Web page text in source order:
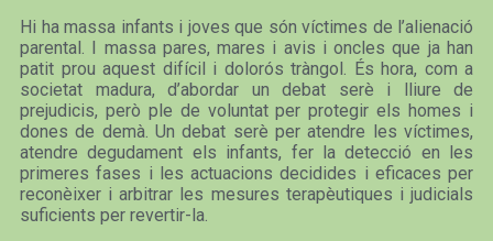
Hi ha massa infants i joves que són víctimes de l’alienació
parental. I massa pares, mares i avis i oncles que ja han
patit prou aquest difícil i dolorós tràngol. És hora, com a
societat madura, d’abordar un debat serè i lliure de
prejudicis, però ple de voluntat per protegir els homes i
dones de demà. Un debat serè per atendre les víctimes,
atendre degudament els infants, fer la detecció en les
primeres fases i les actuacions decidides i eficaces per
reconèixer i arbitrar les mesures terapèutiques i judicials
suficients per revertir-la.